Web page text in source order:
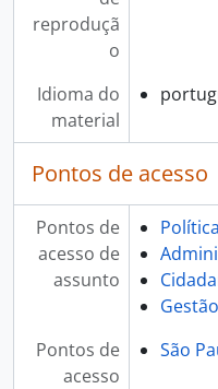
reproduçã
o
Idioma do
material
Pontos de acesso
Pontos de
acesso de
assunto
Pontos de
acesso
São